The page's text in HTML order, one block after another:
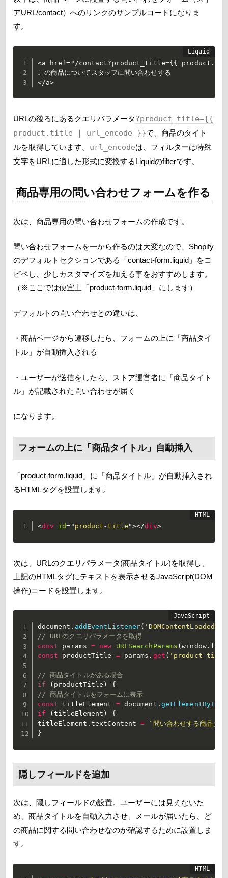
アURL/contact）へのリンクのサンプルコードになりま
す。
<a href="/contact?product_title={{
この商品についてスタッフに問い合わせする
</a>
URLの後ろにあるクエリパラメータ?product_title={{
product.title | url_encode }}で、商品のタイト
ルを取得しています。 url_encodeは、フィルターは特殊
文字をURLに適した形式に変換するLiquidのfilterです。
商品専用の問い合わせフォームを作る
次は、商品専用の問い合わせフォームの作成です。
問い合わせフォームを一から作るのは大変なので、Shopify
のデフォルトセクションである「contact-form.liquid」をコ
ピペし、少しカスタマイズを加える事をおすすめします。
（※ここでは便宜上「product-form.liquid」にします）
デフォルトの問い合わせとの違いは、
・商品ページから遷移したら、フォームの上に「商品タイ
トル」が自動挿入される
・ユーザーが送信をしたら、ストア運営者に「商品タイト
ル」が記載された問い合わせが届く
になります。
フォームの上に「商品タイトル」自動挿入
「product-form.liquid」に「商品タイトル」が自動挿入され
るHTMLタグを設置します。
<div id= " product-title "></div>
次は、URLのクエリパラメータ(商品タイトル)を取得し、
上記のHTMLタグにテキストを表示させるJavaScript(DOM
操作)コードを設置します。
document . addEventListener( 'DOMContentLoaded'
// URLのクエリパラメータを取得
const params = new URLSearchParams (window.
const productTitle = params . get (
// 商品タイトルがある場合
if
( productTitle )
{
// 商品タイトルをフォームに表示
const titleElement = document . getElementById
if
(titleElement )
{
titleElement .textContent =
`問い合わせする商品タ
}
隠しフィールドを追加
次は、隠しフィールドの設置。ユーザーには見えないた
め、商品タイトルを自動入力させ、メールが届いたら、ど
の商品に関する問い合わせなのか確認するために設置しま
す。